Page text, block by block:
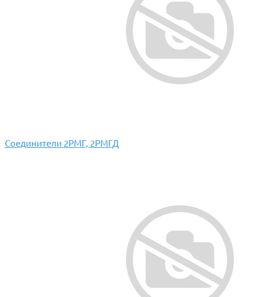
Соединители 2РМГ, 2РМГД